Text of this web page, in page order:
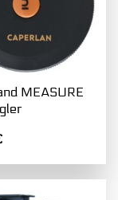
MEASURE